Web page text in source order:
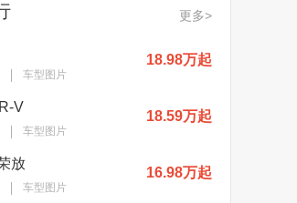
更多>
车型图片
18.98万起
V
车型图片
18.59万起
放
车型图片
16.98万起